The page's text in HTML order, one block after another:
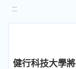
:::
健行科技大學